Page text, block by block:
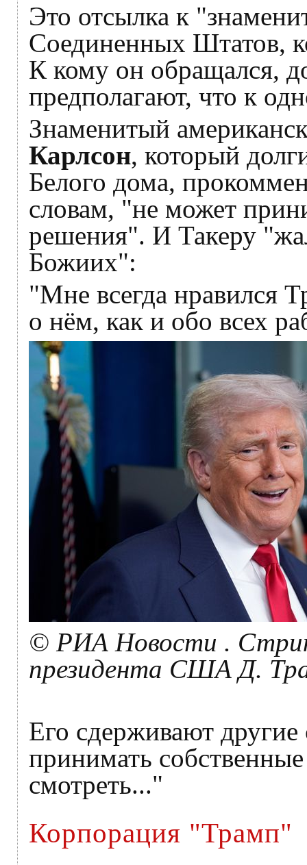
Это отсылка к
Соединенных Штатов,
К кому он обращался,
предполагают, что к
Знаменитый
Карлсон, который
Белого дома,
словам, "не может
решения". И Такеру
Божиих":
"Мне всегда нравился
о нём, как и обо всех
© РИА Новости .
президента США Д.
Его сдерживают
принимать
смотреть..."
Корпорация "Трамп"